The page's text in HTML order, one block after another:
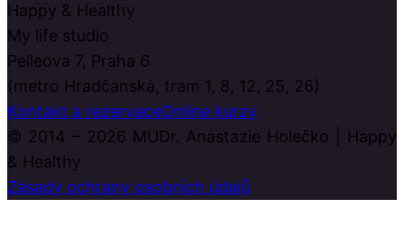
Happy & Healthy
My life studio
Pelleova 7, Praha 6
(metro Hradčanská, tram 1, 8, 12, 25, 26)
Kontakt a rezervaceOnline kurzy
© 2014 – 2026 MUDr. Anastazie Holečko | Happy
& Healthy
Zásady ochrany osobních údajů